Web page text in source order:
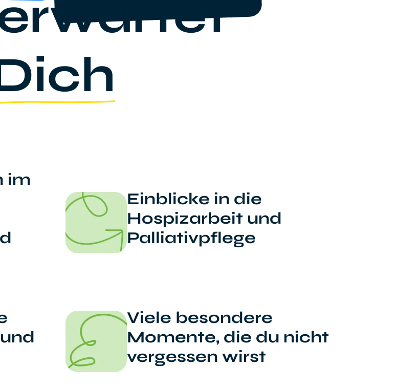
im
Einblicke in die
Hospizarbeit und
Palliativpflege
Viele besondere
Momente, die du nicht
vergessen wirst